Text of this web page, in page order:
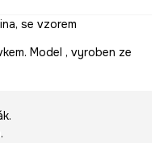
se vzorem
Model , vyroben ze